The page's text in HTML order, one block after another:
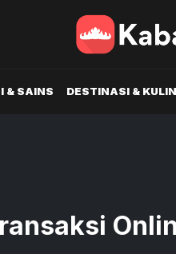
& SAINS DESTINASI &